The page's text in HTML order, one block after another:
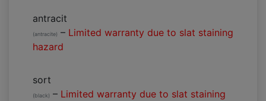
antracit
(antracite) – Limited warranty due to slat staining
hazard
sort
(black) – Limited warranty due to slat staining